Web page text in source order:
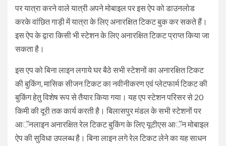
पर यात्रा करने वाले यात्री अपने मोबाइल पर इस ऐप को डाउनलोड
करके वांछित गाड़ी में यात्रा के लिए अनारक्षित टिकट बुक कर सकते हैं।
इस ऐप के द्वारा किसी भी स्टेशन के लिए अनारक्षित टिकट प्राप्त किया जा
सकता है।
इस एप को बिना लाइन लगाये घर बैठे सभी स्टेशनों का अनारक्षित टिकट
की बुकिंग, मासिक सीजन टिकट का नवीनीकरण एवं प्लेटफार्म टिकट की
बुकिंग हेतु विशेष रूप से तैयार किया गया। यह एप स्टेशन परिसर से 20
किमी की दूरी तक कार्य करती है। बिलासपुर मंडल के सभी स्टेशनों पर
आॅनलाइन अनारक्षित रेल टिकट बुकिंग के लिए यूटीएस आॅन मोबाइल
ऐप की सुविधा उपलब्ध है। बिना लाइन लगे रेल टिकट लेने का यह साधन